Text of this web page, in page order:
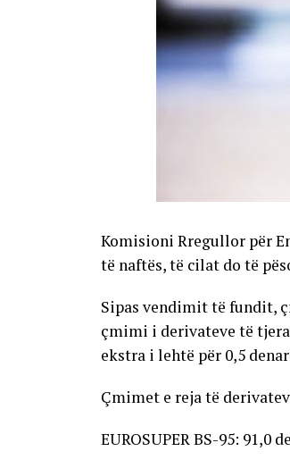
Komisioni Rregullor për
të naftës, të cilat do të
Sipas vendimit të fundit,
çmimi i derivateve të
ekstra i lehtë për 0,5
Çmimet e reja të
EUROSUPER BS-95: 91,0